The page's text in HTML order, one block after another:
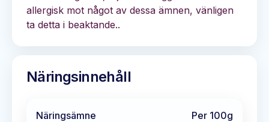
allergisk mot något av dessa ämnen, vänligen
ta detta i beaktande..
Näringsinnehåll
Näringsämne Per 100g